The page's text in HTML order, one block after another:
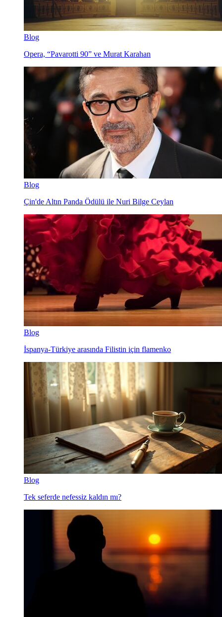
Blog
Opera, “Pavarotti 90” ve Murat Karahan
Blog
Çin'de Altın Panda Ödülü ile Nuri Bilge Ceylan
Blog
İspanya-Türkiye arasında Filistin için flamenko
Blog
Tek seferde nefessiz kaldın mı?